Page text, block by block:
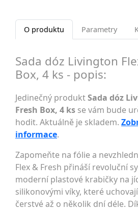
O produktu Parametry
Sada dóz Livington
Box, 4 ks - popis:
Jedinečný produktSada dóz
Fresh Box, 4 ks se vám bude
hodit. Aktuálně je skladem.
informace.
Zapomeňte na fólie a
Flex & Fresh přináší revoluční
moderní plastové krabičky na
silikonovými víky, které
čerstvé až o několik dní déle.